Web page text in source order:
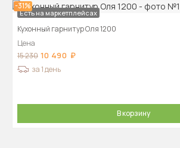
-31%
Есть на маркетплейсах
Кухонный гарнитур Оля 1200
Цена
15 230 10 490
за 1 день
В корзину